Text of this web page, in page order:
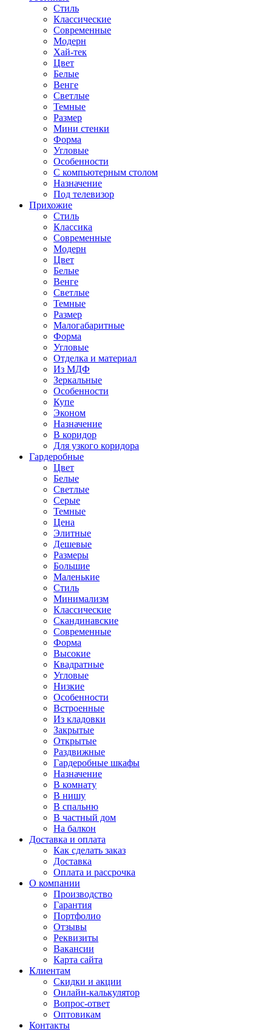
Стиль
Классические
Современные
Модерн
Хай-тек
Цвет
Белые
Венге
Светлые
Темные
Размер
Мини стенки
Форма
Угловые
Особенности
С компьютерным столом
Назначение
Под телевизор
Прихожие
Стиль
Классика
Современные
Модерн
Цвет
Белые
Венге
Светлые
Темные
Размер
Малогабаритные
Форма
Угловые
Отделка и материал
Из МДФ
Зеркальные
Особенности
Купе
Эконом
Назначение
В коридор
Для узкого коридора
Гардеробные
Цвет
Белые
Светлые
Серые
Темные
Цена
Элитные
Дешевые
Размеры
Большие
Маленькие
Стиль
Минимализм
Классические
Скандинавские
Современные
Форма
Высокие
Квадратные
Угловые
Низкие
Особенности
Встроенные
Из кладовки
Закрытые
Открытые
Раздвижные
Гардеробные шкафы
Назначение
В комнату
В нишу
В спальню
В частный дом
На балкон
Доставка и оплата
Как сделать заказ
Доставка
Оплата и рассрочка
О компании
Производство
Гарантия
Портфолио
Отзывы
Реквизиты
Вакансии
Карта сайта
Клиентам
Скидки и акции
Онлайн-калькулятор
Вопрос-ответ
Оптовикам
Контакты